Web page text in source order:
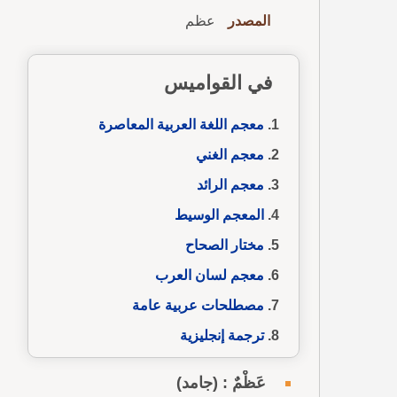
المصدر عظم
في القواميس
معجم اللغة العربية المعاصرة
معجم الغني
معجم الرائد
المعجم الوسيط
مختار الصحاح
معجم لسان العرب
مصطلحات عربية عامة
ترجمة إنجليزية
عَظْمٌ : (جامد)